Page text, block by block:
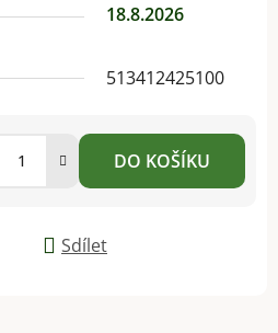
18.8.2026
513412425100
DO KOŠÍKU
Sdílet